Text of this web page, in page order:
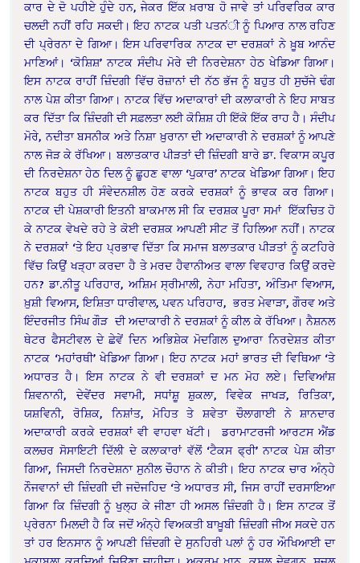
ਕਾਰ ਦੇ ਦੋ ਪਹੀਏ ਹੁੰਦੇ ਹਨ, ਜੇਕਰ ਇੱਕ ਖ਼ਰਾਬ ਹੋ ਜਾਵੇ ਤਾਂ ਪਰਿਵਰਿਕ ਕਾਰ
ਚਲਦੀ ਨਹੀਂ ਰਹਿ ਸਕਦੀ। ਇਹ ਨਾਟਕ ਪਤੀ ਪਤਨਂੀ ਨੂੰ ਪਿਆਰ ਨਾਲ ਰਹਿਣ
ਦੀ ਪ੍ਰੇਰਨਾ ਦੇ ਗਿਆ। ਇਸ ਪਰਿਵਾਰਿਕ ਨਾਟਕ ਦਾ ਦਰਸ਼ਕਾਂ ਨੇ ਖ਼ੂਬ ਆਨੰਦ
ਮਾਣਿਆਂ। ‘ਕੋਸ਼ਿਸ਼’ ਨਾਟਕ ਸੰਦੀਪ ਮੋਰੇ ਦੀ ਨਿਰਦੇਸ਼ਨਾ ਹੇਠ ਖੇਡਿਆ ਗਿਆ।
ਇਸ ਨਾਟਕ ਰਾਹੀਂ ਜ਼ਿੰਦਗੀ ਵਿੱਚ ਰੋਜ਼ਾਨਾਂ ਦੀ ਨੱਠ ਭੱਜ ਨੂੰ ਬਹੁਤ ਹੀ ਸੁਚੱਜੇ ਢੰਗ
ਨਾਲ ਪੇਸ਼ ਕੀਤਾ ਗਿਆ। ਨਾਟਕ ਵਿੱਚ ਅਦਾਕਾਰਾਂ ਦੀ ਕਲਾਕਾਰੀ ਨੇ ਇਹ ਸਾਬਤ
ਕਰ ਦਿੱਤਾ ਕਿ ਜ਼ਿੰਦਗੀ ਦੀ ਸਫ਼ਲਤਾ ਲਈ ਕੋਸ਼ਿਸ਼ ਹੀ ਇੱਕੋ ਇੱਕ ਰਾਹ ਹੈ। ਸੰਦੀਪ
ਮੋਰੇ, ਨਦੀਤਾ ਬਸਨੀਕ ਅਤੇ ਨਿਸ਼ਾ ਖ਼ੁਰਾਨਾ ਦੀ ਅਦਾਕਾਰੀ ਨੇ ਦਰਸ਼ਕਾਂ ਨੂੰ ਆਪਣੇ
ਨਾਲ ਜੋੜ ਕੇ ਰੱਖਿਆ। ਬਲਾਤਕਾਰ ਪੀੜਤਾਂ ਦੀ ਜ਼ਿੰਦਗੀ ਬਾਰੇ ਡਾ. ਵਿਕਾਸ ਕਪੂਰ
ਦੀ ਨਿਰਦੇਸ਼ਨਾ ਹੇਠ ਦਿਲ ਨੂੰ ਛੂਹਣ ਵਾਲਾ ‘ਪੁਕਾਰ’ ਨਾਟਕ ਖੇਡਿਆ ਗਿਆ। ਇਹ
ਨਾਟਕ ਬਹੁਤ ਹੀ ਸੰਵੇਦਨਸ਼ੀਲ ਹੋਣ ਕਰਕੇ ਦਰਸ਼ਕਾਂ ਨੂੰ ਭਾਵਕ ਕਰ ਗਿਆ।
ਨਾਟਕ ਦੀ ਪੇਸ਼ਕਾਰੀ ਇਤਨੀ ਬਾਕਮਾਲ ਸੀ ਕਿ ਦਰਸ਼ਕ ਪੂਰਾ ਸਮਾਂ ਇੱਕਚਿਤ ਹੋ
ਕੇ ਨਾਟਕ ਵੇਖਦੇ ਰਹੇ ਤੇ ਕੋਈ ਦਰਸ਼ਕ ਆਪਣੀ ਸੀਟ ਤੋਂ ਹਿਲਿਆ ਨਹੀਂ। ਨਾਟਕ
ਨੇ ਦਰਸ਼ਕਾਂ ‘ਤੇ ਇਹ ਪ੍ਰਭਾਵ ਦਿੱਤਾ ਕਿ ਸਮਾਜ ਬਲਾਤਕਾਰ ਪੀੜਤਾਂ ਨੂੰ ਕਟਹਿਰੇ
ਵਿੱਚ ਕਿਉਂ ਖੜ੍ਹਾ ਕਰਦਾ ਹੈ ਤੇ ਮਰਦ ਹੈਵਾਨੀਅਤ ਵਾਲਾ ਵਿਵਹਾਰ ਕਿਉਂ ਕਰਦੇ
ਹਨ? ਡਾ.ਨੀਤੂ ਪਰਿਹਾਰ, ਅਸ਼ਿਮ ਸ੍ਰੀਮਾਲੀ, ਨੇਹਾ ਮਹਿਤਾ, ਅੰਤਿਮਾ ਵਿਆਸ,
ਖ਼ੁਸ਼ੀ ਵਿਆਸ, ਇਸ਼ਿਤਾ ਧਾਰੀਵਾਲ, ਪਵਨ ਪਰਿਹਾਰ, ਭਰਤ ਮੇਵਾੜਾ, ਗੌਰਵ ਅਤੇ
ਇੰਦਰਜੀਤ ਸਿੰਘ ਗੌੜ ਦੀ ਅਦਾਕਾਰੀ ਨੇ ਦਰਸ਼ਕਾਂ ਨੂੰ ਕੀਲ ਕੇ ਰੱਖਿਆ। ਨੈਸ਼ਨਲ
ਥੇਟਰ ਫੈਸਟੀਵਲ ਦੇ ਛੇਵੇਂ ਦਿਨ ਅਭਿਸ਼ੇਕ ਮੋਦਗਿਲ ਦੁਆਰਾ ਨਿਰਦੇਸ਼ਤ ਕੀਤਾ
ਨਾਟਕ ‘ਮਹਾਂਰਥੀ’ ਖੇਡਿਆ ਗਿਆ। ਇਹ ਨਾਟਕ ਮਹਾਂ ਭਾਰਤ ਦੀ ਵਿਥਿਆ ‘ਤੇ
ਅਧਾਰਤ ਹੈ। ਇਸ ਨਾਟਕ ਨੇ ਵੀ ਦਰਸ਼ਕਾਂ ਦ ਮਨ ਮੋਹ ਲਏ। ਦਿਵਿਆਂਸ਼
ਸ਼ਿਵਨਾਨੀ, ਦੇਵੇਂਦਰ ਸਵਾਮੀ, ਸਧਾਂਸ਼ੂ ਸ਼ੁਕਲਾ, ਵਿਵੇਕ ਜਾਖੜ, ਰਿਤਿਕਾ,
ਯਸ਼ਵਿਨੀ, ਰੋਸ਼ਿਕ, ਨਿਸ਼ਾਂਤ, ਮੋਹਿਤ ਤੇ ਸ਼ਵੇਤਾ ਚੌਲਾਗਾਈ ਨੇ ਸ਼ਾਨਦਾਰ
ਅਦਾਕਾਰੀ ਕਰਕੇ ਦਰਸ਼ਕਾਂ ਵੀ ਵਾਹਵਾ ਖੱਟੀ। ਡਰਾਮਾਟਰਜੀ ਆਰਟਸ ਐਂਡ
ਕਲਚਰ ਸੋਸਾਇਟੀ ਦਿੱਲੀ ਦੇ ਕਲਾਕਾਰਾਂ ਵੱਲੋਂ ‘ਟੈਕਸ ਫ੍ਰੀ’ ਨਾਟਕ ਪੇਸ਼ ਕੀਤਾ
ਗਿਆ, ਜਿਸਦੀ ਨਿਰਦੇਸ਼ਨਾ ਸੁਨੀਲ ਚੌਹਾਨ ਨੇ ਕੀਤੀ। ਇਹ ਨਾਟਕ ਚਾਰ ਅੰਨ੍ਹੇ
ਨੌਜਵਾਨਾਂ ਦੀ ਜ਼ਿੰਦਗੀ ਦੀ ਜਦੋਜਹਿਦ ‘ਤੇ ਅਧਾਰਤ ਸੀ, ਜਿਸ ਰਾਹੀਂ ਦਰਸਾਇਆ
ਗਿਆ ਕਿ ਜ਼ਿੰਦਗੀ ਨੂੰ ਖੁਲ੍ਹ ਕੇ ਜੀਣਾ ਹੀ ਅਸਲ ਜ਼ਿੰਦਗੀ ਹੈ। ਇਸ ਨਾਟਕ ਤੋਂ
ਪ੍ਰੇਰਨਾ ਮਿਲਦੀ ਹੈ ਕਿ ਜਦੋਂ ਅੰਨ੍ਹੇ ਵਿਅਕਤੀ ਬਾਖ਼ੂਬੀ ਜ਼ਿੰਦਗੀ ਜੀਅ ਸਕਦੇ ਹਨ
ਤਾਂ ਹਰ ਇਨਸਾਨ ਨੂੰ ਆਪਣੀ ਜ਼ਿੰਦਗੀ ਦੇ ਸੁਨਹਿਰੀ ਪਲਾਂ ਨੂੰ ਹਰ ਔਖਿਆਈ ਦਾ